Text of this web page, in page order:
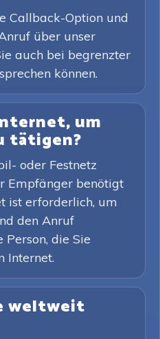
Callback-Option und
über unser
auch bei begrenzter
können.
um
tätigen?
oder Festnetz
Empfänger benötigt
ist erforderlich, um
den Anruf
die Sie
Internet.
weltweit